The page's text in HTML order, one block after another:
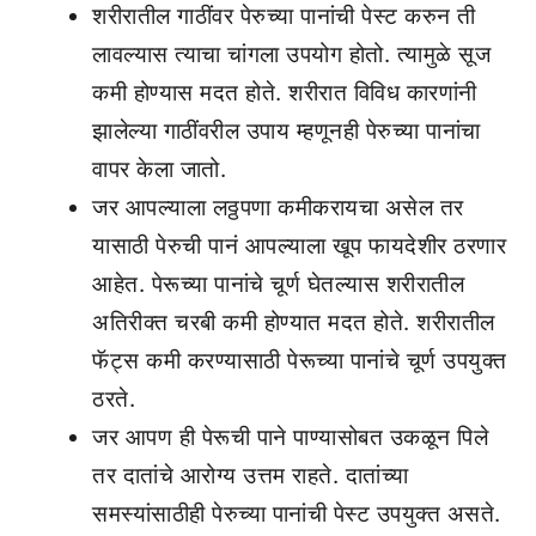
शरीरातील गाठींवर पेरुच्या पानांची पेस्ट करुन ती
लावल्यास त्याचा चांगला उपयोग होतो. त्यामुळे सूज
कमी होण्यास मदत होते. शरीरात विविध कारणांनी
झालेल्या गाठींवरील उपाय म्हणूनही पेरुच्या पानांचा
वापर केला जातो.
जर आपल्याला लठ्ठपणा कमीकरायचा असेल तर
यासाठी पेरुची पानं आपल्याला खूप फायदेशीर ठरणार
आहेत. पेरूच्या पानांचे चूर्ण घेतल्यास शरीरातील
अतिरीक्त चरबी कमी होण्यात मदत होते. शरीरातील
फॅट्स कमी करण्यासाठी पेरूच्या पानांचे चूर्ण उपयुक्त
ठरते.
जर आपण ही पेरूची पाने पाण्यासोबत उकळून पिले
तर दातांचे आरोग्य उत्तम राहते. दातांच्या
समस्यांसाठीही पेरुच्या पानांची पेस्ट उपयुक्त असते.